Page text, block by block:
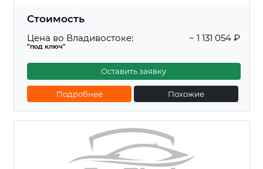
Стоимость
Цена во Владивостоке:
"под ключ"
~ 1 131 054 ₽
Оставить заявку
Подробнее Похожие